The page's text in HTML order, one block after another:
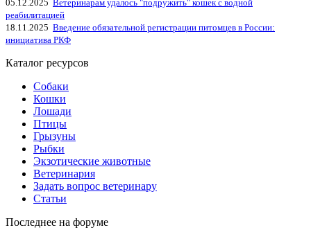
05.12.2025 Ветеринарам удалось "подружить" кошек с водной
реабилитацией
18.11.2025 Введение обязательной регистрации питомцев в России:
инициатива РКФ
Каталог ресурсов
Собаки
Кошки
Лошади
Птицы
Грызуны
Рыбки
Экзотические животные
Ветеринария
Задать вопрос ветеринару
Статьи
Последнее на форуме